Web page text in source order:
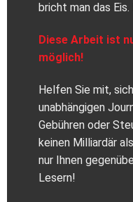
bricht man das
Diese Arbeit ist
möglich!
Helfen Sie mit,
unabhängigen
Gebühren oder
keinen Milliardär
nur Ihnen
Lesern!